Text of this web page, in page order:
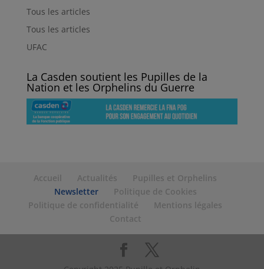
Tous les articles
Tous les articles
UFAC
La Casden soutient les Pupilles de la
Nation et les Orphelins du Guerre
Accueil Actualités
Pupilles et Orphelins
Newsletter
Politique de Cookies
Politique de confidentialité
Mentions légales
Contact